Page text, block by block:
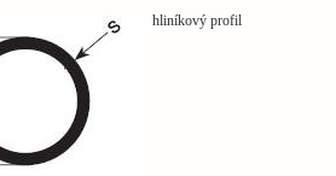
hliníkový profil